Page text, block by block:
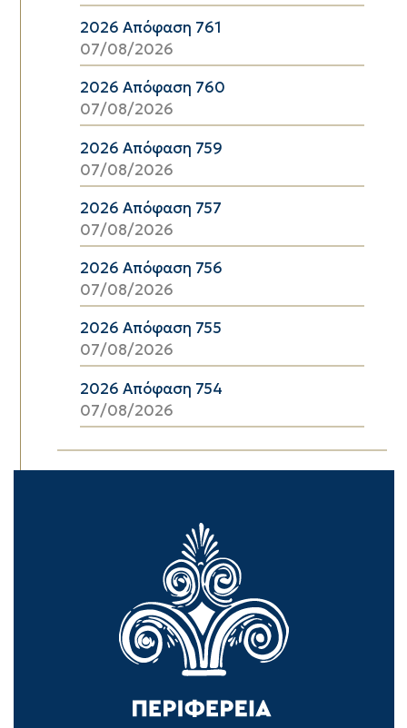
2026 Απόφαση 761
07/08/2026
2026 Απόφαση 760
07/08/2026
2026 Απόφαση 759
07/08/2026
2026 Απόφαση 757
07/08/2026
2026 Απόφαση 756
07/08/2026
2026 Απόφαση 755
07/08/2026
2026 Απόφαση 754
07/08/2026